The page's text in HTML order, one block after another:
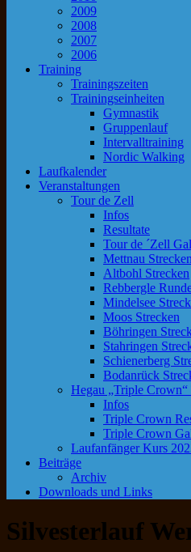
2009
2008
2007
2006
Training
Trainingszeiten
Trainingseinheiten
Gymnastik
Gruppenlauf
Intervalltraining
Nordic Walking
Laufkalender
Veranstaltungen
Tour de Zell
Infos
Resultate
Tour de ´Zell
Mettnau Strecken
Altbohl Strecken
Rebbergle
Mindelsee
Moos Strecken
Böhringen
Stahringen
Schienerberg
Bodanrück
Hegau „Triple
Infos
Triple Crown
Triple Crown
Laufanfänger Kurs
Beiträge
Archiv
Downloads und Links
Silvesterlauf